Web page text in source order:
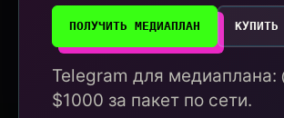
ПОЛУЧИТЬ МЕДИАПЛАН КУПИТЬ
Telegram для медиаплана:
$1000 за пакет по сети.